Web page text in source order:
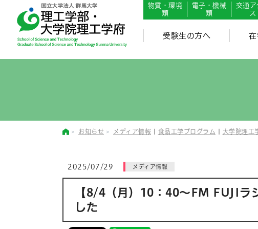
物質・環境
類
電子・機械
類
交通ア
ス
受験生の方へ 在
Japanese
お知らせ メディア情報 食品工学プログラム 大学院理工
2025/07/29 メディア情報
【8/4（月）10：40～FM FUJIラ
した